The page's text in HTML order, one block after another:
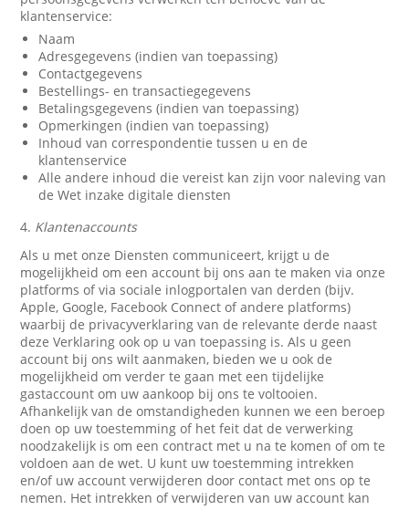
klantenservice:
Naam
Adresgegevens (indien van toepassing)
Contactgegevens
Bestellings- en transactiegegevens
Betalingsgegevens (indien van toepassing)
Opmerkingen (indien van toepassing)
Inhoud van correspondentie tussen u en de
klantenservice
Alle andere inhoud die vereist kan zijn voor naleving van
de Wet inzake digitale diensten
4. Klantenaccounts
Als u met onze Diensten communiceert, krijgt u de
mogelijkheid om een account bij ons aan te maken via onze
platforms of via sociale inlogportalen van derden (bijv.
Apple, Google, Facebook Connect of andere platforms)
waarbij de privacyverklaring van de relevante derde naast
deze Verklaring ook op u van toepassing is. Als u geen
account bij ons wilt aanmaken, bieden we u ook de
mogelijkheid om verder te gaan met een tijdelijke
gastaccount om uw aankoop bij ons te voltooien.
Afhankelijk van de omstandigheden kunnen we een beroep
doen op uw toestemming of het feit dat de verwerking
noodzakelijk is om een contract met u na te komen of om te
voldoen aan de wet. U kunt uw toestemming intrekken
en/of uw account verwijderen door contact met ons op te
nemen. Het intrekken of verwijderen van uw account kan